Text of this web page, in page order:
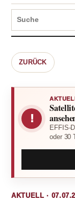
ZURÜCK
!
EFFIS-
oder 30
AKTUELL ·